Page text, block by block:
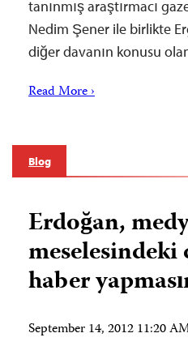
tanınmış araştırmacı
Nedim Şener ile birlikte
diğer davanın konusu
Read More ›
Blog
Erdoğan,
meselesindeki
haber
September 14, 2012 11:20